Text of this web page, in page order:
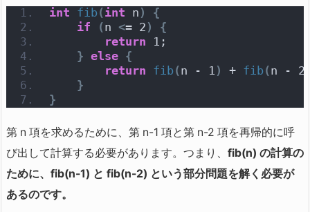
int fib(int n )
{
if
(n <= 2 )
{
return 1;
} else {
return fib(n - 1 ) + fib(n - 2
}
}
第 n 項を求めるために、第 n-1 項と第 n-2 項を再帰的に呼
び出して計算する必要があります。つまり、 fib(n) の計算の
ために、fib(n-1) と fib(n-2) という部分問題を解く必要が
あるのです。